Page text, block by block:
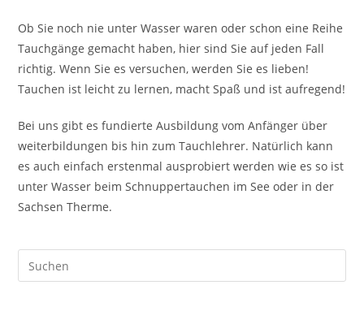
Ob Sie noch nie unter Wasser waren oder schon eine Reihe
Tauchgänge gemacht haben, hier sind Sie auf jeden Fall
richtig. Wenn Sie es versuchen, werden Sie es lieben!
Tauchen ist leicht zu lernen, macht Spaß und ist aufregend!
Bei uns gibt es fundierte Ausbildung vom Anfänger über
weiterbildungen bis hin zum Tauchlehrer. Natürlich kann
es auch einfach erstenmal ausprobiert werden wie es so ist
unter Wasser beim Schnuppertauchen im See oder in der
Sachsen Therme.